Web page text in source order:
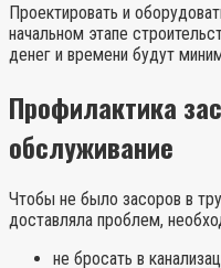
Проектировать и
начальном этапе
денег и времени будут
Профилактика
обслуживание
Чтобы не было засоров в
доставляла проблем,
не бросать в